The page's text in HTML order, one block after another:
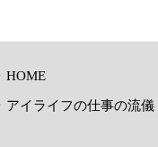
HOME
アイライフの仕事の流儀